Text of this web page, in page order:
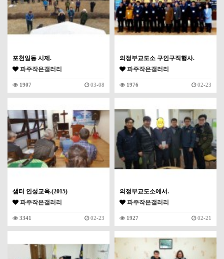
포천일동 시제.
파주작은갤러리
1907 03-08
의정부교도소 구인구직행사.
파주작은갤러리
1976 02-23
샘터 인성교육.(2015)
파주작은갤러리
3341 02-23
의정부교도소에서.
파주작은갤러리
1927 02-21